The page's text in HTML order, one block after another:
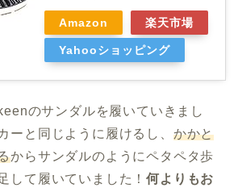
Amazon 楽天市場
Yahooショッピング
のサンダルを履いていきまし
ーと同じように履けるし、 かかと
からサンダルのようにペタペタ歩
して履いていました！何よりもお